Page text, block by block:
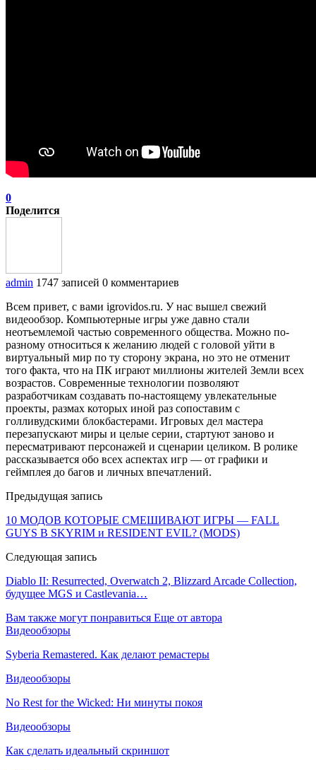
0
Поделится
admin 1747 записей 0 комментариев
Всем привет, с вами igrovidos.ru. У нас вышел свежий
видеообзор. Компьютерные игры уже давно стали
неотъемлемой частью современного общества. Можно по-
разному относиться к желанию людей с головой уйти в
виртуальный мир по ту сторону экрана, но это не отменит
того факта, что на ПК играют миллионы жителей Земли всех
возрастов. Современные технологии позволяют
разработчикам создавать по-настоящему увлекательные
проекты, размах которых иной раз сопоставим с
голливудскими блокбастерами. Игровых дел мастера
перезапускают миры и целые серии, стартуют заново и
пересматривают персонажей и сценарии целиком. В ролике
рассказывается обо всех аспектах игр — от графики и
геймплея до багов и личных впечатлений.
Предыдущая запись
10 МОДОВ КОТОРЫЕ СМЕШИВАЮТ ИГРЫ — FALL
GUYS В SKYRIM и RESIDENT EVIL? (MODS)
Следующая запись
Diablo II: Resurrected, Overwatch 2, Blizzard Arcade Collection,
будущее MGS и Castlevania…
Вам также могут понравиться Еще от автора
Видеообзоры
Syberia Remastered. Как делают ремастеры
Видеообзоры
No Rest for the Wicked: Ни минуты покоя
Видеообзоры
Как сделать идеальный скриншот